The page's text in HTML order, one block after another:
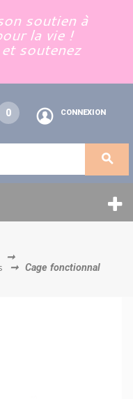
soutien à
la vie !
soutenez
0 CONNEXION
➞
➞ Cage fonctionnal